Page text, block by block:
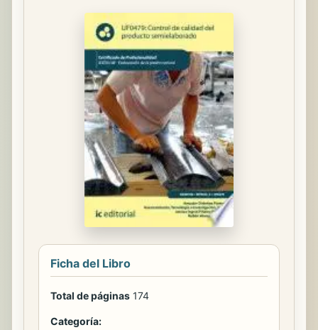
Ficha del Libro
Total de páginas 174
Categoría: